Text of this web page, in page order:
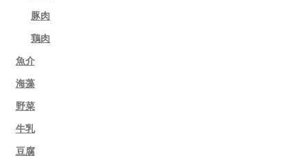
豚肉
鶏肉
魚介
海藻
野菜
牛乳
豆腐